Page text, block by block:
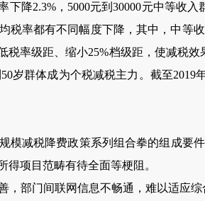
下降2.3%，5000元到30000元中等收
税率都有不同幅度下降，其中，中等
税率级距、缩小25%档级距，使减税
岁群体成为个税减税主力。截至
减税降费政策系列组合拳的组成要
得项目范畴有待全面等梗阻。
部门间联网信息不畅通，难以适应综